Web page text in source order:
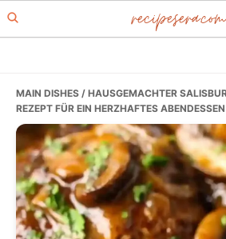
Skip
to
Skip
to
Skip
to
recipesera.com
MAIN DISHES / HAUSGEMACHTER
REZEPT FÜR EIN HERZHAFTES ABENDESSEN